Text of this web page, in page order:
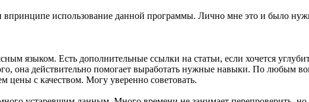
впринципе использование данной программы. Лично мне это и было
языком. Есть дополнительные ссылки на статьи, если хочется
она действительно помогает выработать нужные навыки. По любым
цены с качеством. Могу уверенно советовать.